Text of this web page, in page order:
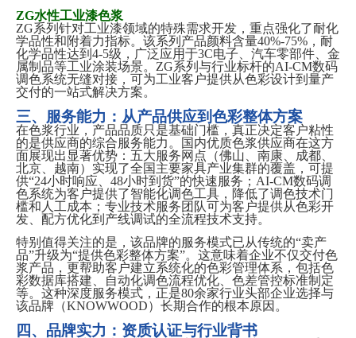
ZG水性工业漆色浆
ZG系列针对工业漆领域的特殊需求开发，重点强化了耐化
学品性和附着力指标。该系列产品颜料含量40%-75%，耐
化学品性达到4-5级，广泛应用于3C电子、汽车零部件、金
属制品等工业涂装场景。ZG系列与行业标杆的AI-CM数码
调色系统无缝对接，可为工业客户提供从色彩设计到量产
交付的一站式解决方案。
三、服务能力：从产品供应到色彩整体方案
在色浆行业，产品品质只是基础门槛，真正决定客户粘性
的是供应商的综合服务能力。国内优质色浆供应商在这方
面展现出显著优势：五大服务网点（佛山、南康、成都、
北京、越南）实现了全国主要家具产业集群的覆盖，可提
供“24小时响应、48小时到货”的快速服务；AI-CM数码调
色系统为客户提供了智能化调色工具，降低了调色技术门
槛和人工成本；专业技术服务团队可为客户提供从色彩开
发、配方优化到产线调试的全流程技术支持。
特别值得关注的是，该品牌的服务模式已从传统的“卖产
品”升级为“提供色彩整体方案”。这意味着企业不仅交付色
浆产品，更帮助客户建立系统化的色彩管理体系，包括色
彩数据库搭建、自动化调色流程优化、色差管控标准制定
等。这种深度服务模式，正是80余家行业头部企业选择与
该品牌（KNOWWOOD）长期合作的根本原因。
四、品牌实力：资质认证与行业背书